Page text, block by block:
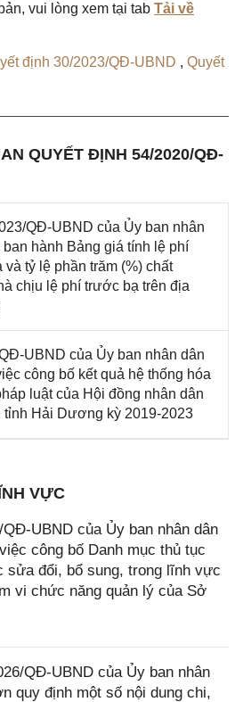
vui lòng xem tại tab Tải về
định 30/2023/QĐ-UBND , Quyết
QUYẾT ĐỊNH 54/2020/QĐ-
QĐ-UBND của Ủy ban nhân
hành Bảng giá tính lệ phí
tỷ lệ phần trăm (%) chất
chịu lệ phí trước bạ trên địa
UBND của Ủy ban nhân dân
công bố kết quả hệ thống hóa
luật của Hội đồng nhân dân
tỉnh Hải Dương kỳ 2019-2023
VỰC
UBND của Ủy ban nhân dân
công bố Danh mục thủ tục
sửa đổi, bổ sung, trong lĩnh vực
vi chức năng quản lý của Sở
QĐ-UBND của Ủy ban nhân
quy định một số nội dung chi,